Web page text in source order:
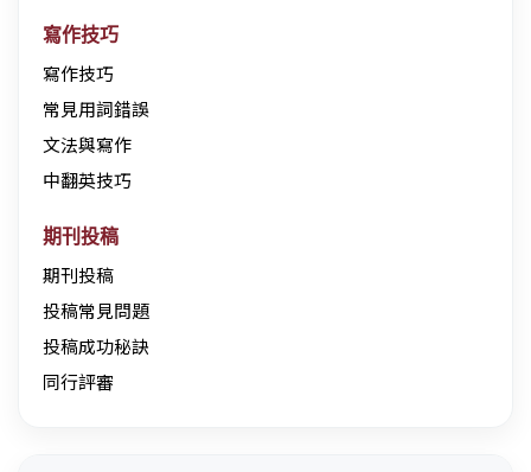
寫作技巧
寫作技巧
常見用詞錯誤
文法與寫作
中翻英技巧
期刊投稿
期刊投稿
投稿常見問題
投稿成功秘訣
同行評審